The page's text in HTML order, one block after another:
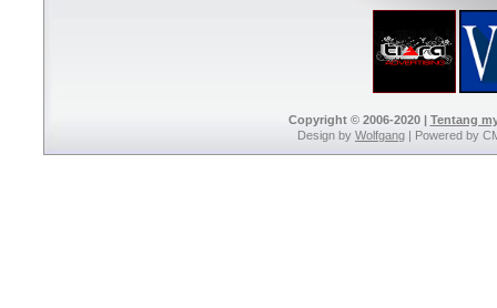
Copyright © 2006-2020 | Tentang
Design by Wolfgang | Powered by